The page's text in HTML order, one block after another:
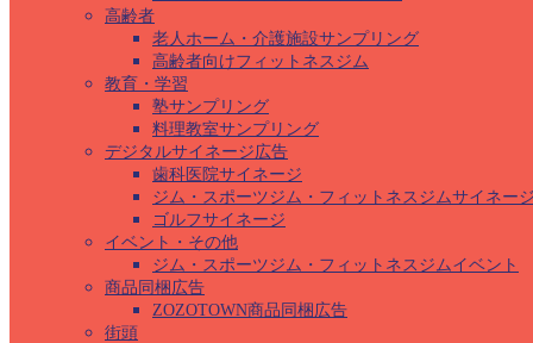
高齢者
老人ホーム・介護施設サンプリング
高齢者向けフィットネスジム
教育・学習
塾サンプリング
料理教室サンプリング
デジタルサイネージ広告
歯科医院サイネージ
ジム・スポーツジム・フィットネスジムサイネー
ゴルフサイネージ
イベント・その他
ジム・スポーツジム・フィットネスジムイベント
商品同梱広告
ZOZOTOWN商品同梱広告
街頭